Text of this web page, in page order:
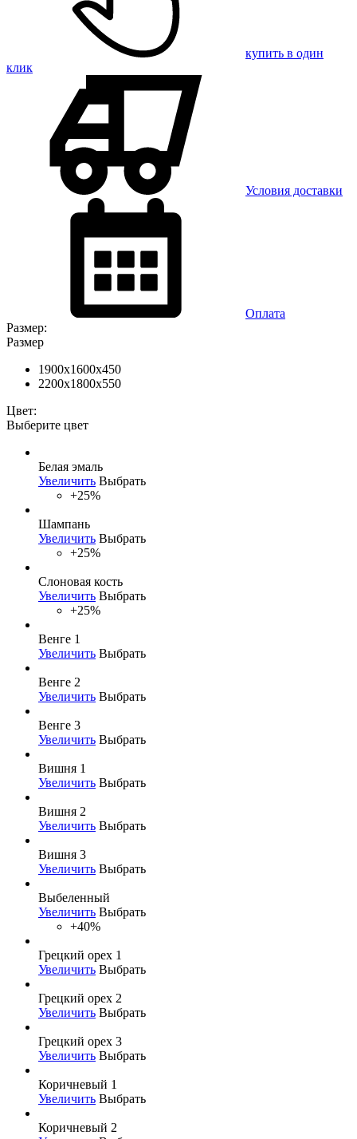
купить в один
клик
Условия доставки
Оплата
Размер:
Размер
1900x1600x450
2200x1800x550
Цвет:
Выберите цвет
Белая эмаль
Увеличить Выбрать
+25%
Шампань
Увеличить Выбрать
+25%
Слоновая кость
Увеличить Выбрать
+25%
Венге 1
Увеличить Выбрать
Венге 2
Увеличить Выбрать
Венге 3
Увеличить Выбрать
Вишня 1
Увеличить Выбрать
Вишня 2
Увеличить Выбрать
Вишня 3
Увеличить Выбрать
Выбеленный
Увеличить Выбрать
+40%
Грецкий орех 1
Увеличить Выбрать
Грецкий орех 2
Увеличить Выбрать
Грецкий орех 3
Увеличить Выбрать
Коричневый 1
Увеличить Выбрать
Коричневый 2